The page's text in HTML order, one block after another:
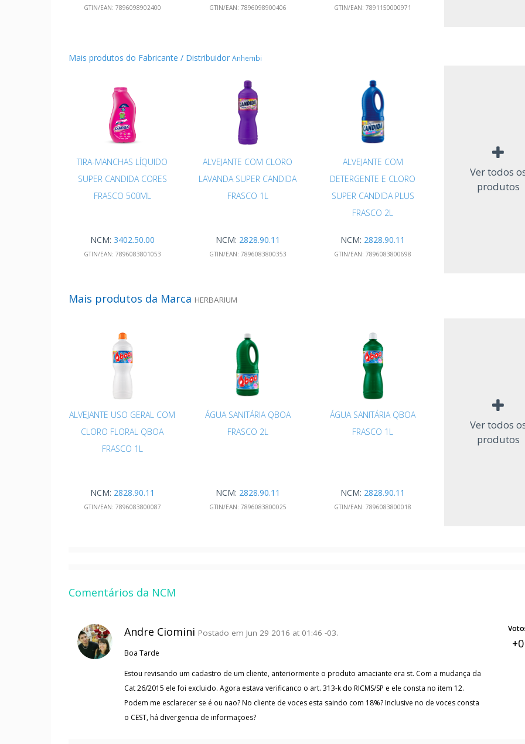
GTIN/EAN: 7896098902400 GTIN/EAN: 7896098900406 GTIN/EAN: 7891150000971
Mais produtos do Fabricante / Distribuidor Anhembi
TIRA-MANCHAS LÍQUIDO
SUPER CANDIDA CORES
FRASCO 500ML
NCM: 3402.50.00
GTIN/EAN: 7896083801053
ALVEJANTE COM CLORO
LAVANDA SUPER CANDIDA
FRASCO 1L
NCM: 2828.90.11
GTIN/EAN: 7896083800353
ALVEJANTE COM
DETERGENTE E CLORO
SUPER CANDIDA PLUS
FRASCO 2L
NCM: 2828.90.11
GTIN/EAN: 7896083800698
Ver todos
produtos
Mais produtos da Marca HERBARIUM
ALVEJANTE USO GERAL COM
CLORO FLORAL QBOA
FRASCO 1L
NCM: 2828.90.11
GTIN/EAN: 7896083800087
ÁGUA SANITÁRIA QBOA
FRASCO 2L
NCM: 2828.90.11
GTIN/EAN: 7896083800025
ÁGUA SANITÁRIA QBOA
FRASCO 1L
NCM: 2828.90.11
GTIN/EAN: 7896083800018
Ver todos
produtos
Comentários da NCM
Andre Ciomini Postado em Jun 29 2016 at 01:46 -03.
Boa Tarde
Estou revisando um cadastro de um cliente, anteriormente o produto amaciante era st. Com a mudança da
Cat 26/2015 ele foi excluido. Agora estava verificanco o art. 313-k do RICMS/SP e ele consta no item 12.
Podem me esclarecer se é ou nao? No cliente de voces esta saindo com 18%? Inclusive no de voces consta
o CEST, há divergencia de informaçoes?
+0